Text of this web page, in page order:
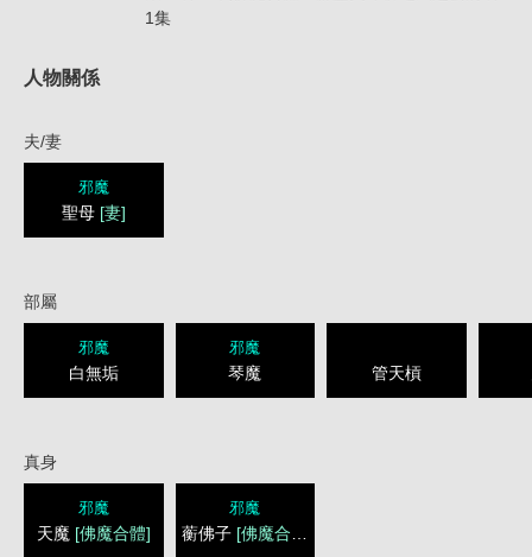
1集
人物關係
夫/妻
邪魔
聖母 [妻]
部屬
邪魔
白無垢
邪魔
琴魔 管天槓
真身
邪魔
天魔 [佛魔合體]
邪魔
蘅佛子 [佛魔合體]